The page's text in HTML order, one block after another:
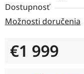
Dostupnosť
Možnosti doručenia
€1 999